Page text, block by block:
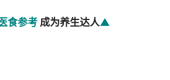
医食参考 成为养生达人▲